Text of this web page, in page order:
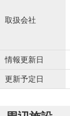
取扱会社
情報更新日
更新予定日